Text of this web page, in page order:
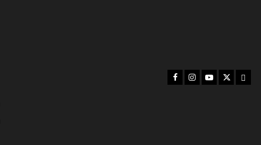
Facebook
Instagram
YouTubeTwitter